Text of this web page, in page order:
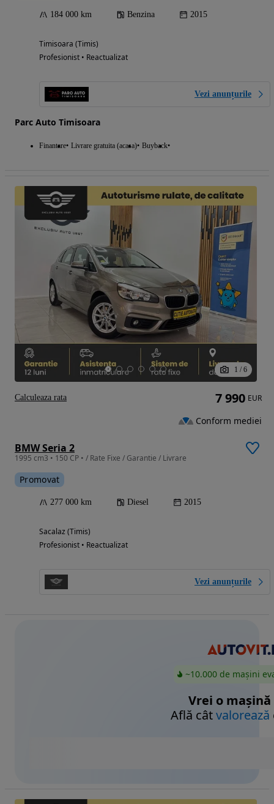
184 000 km Benzina 2015
Timisoara (Timis)
Profesionist • Reactualizat
Vezi anunțurile
Parc Auto Timisoara
Finantare Livrare gratuita (acasa) Buyback
1 / 6
BMW Seria 2
1995 cm3 • 150 CP • / Rate Fixe / Garantie / Livrare
Promovat
277 000 km Diesel 2015
Sacalaz (Timis)
Profesionist • Reactualizat
Vezi anunțurile
7 990 EUR
Conform mediei
Calculeaza rata
~10.000 de mașini
Vrei o mașină
Află câtvalorează